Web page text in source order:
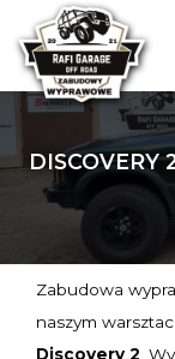
DISCOVERY
Zabudowa
naszym
Discovery 2 .